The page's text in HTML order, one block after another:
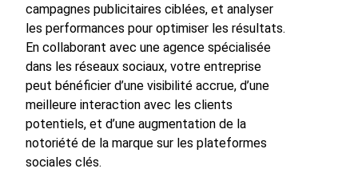
campagnes publicitaires ciblées, et analyser
les performances pour optimiser les résultats.
En collaborant avec une agence spécialisée
dans les réseaux sociaux, votre entreprise
peut bénéficier d’une visibilité accrue, d’une
meilleure interaction avec les clients
potentiels, et d’une augmentation de la
notoriété de la marque sur les plateformes
sociales clés.